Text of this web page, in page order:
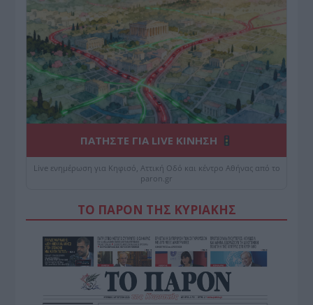
ΠΑΤΗΣΤΕ ΓΙΑ LIVE ΚΙΝΗΣΗ
Live ενημέρωση για Κηφισό, Αττική Οδό και κέντρο Αθήνας από το
paron.gr
ΤΟ ΠΑΡΟΝ ΤΗΣ ΚΥΡΙΑΚΗΣ